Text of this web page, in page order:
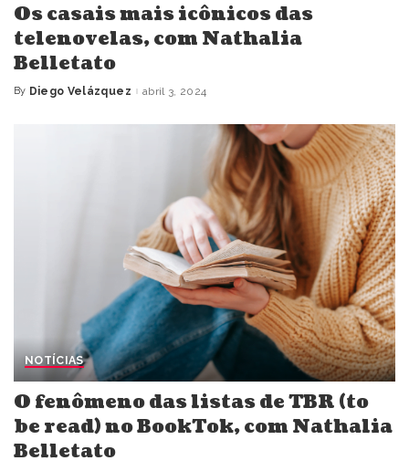
Os casais mais icônicos das
telenovelas, com Nathalia
Belletato
Posted
By Diego Velázquez abril 3, 2024
NOTÍCIAS
O fenômeno das listas de TBR (to
be read) no BookTok, com Nathalia
Belletato